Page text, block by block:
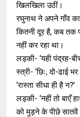
खिलखिला उठीं।
रघुनाथ ने अपने गाँव
कितनी दूर है, कब तक
नहीं कर रहा था।
लड़की- ‘यही पंद्रह-
स्त्री- ‘छिः, दो-ढाई
‘रास्ता सीधा ही है न?’
लड़की- ‘नहीं तो बाएँ
को मुड़ने के पीछे सातवें